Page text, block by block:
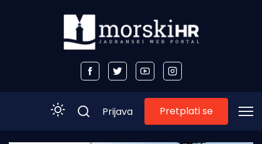
Prijava Pretplati se